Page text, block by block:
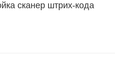
сканер штрих-кода